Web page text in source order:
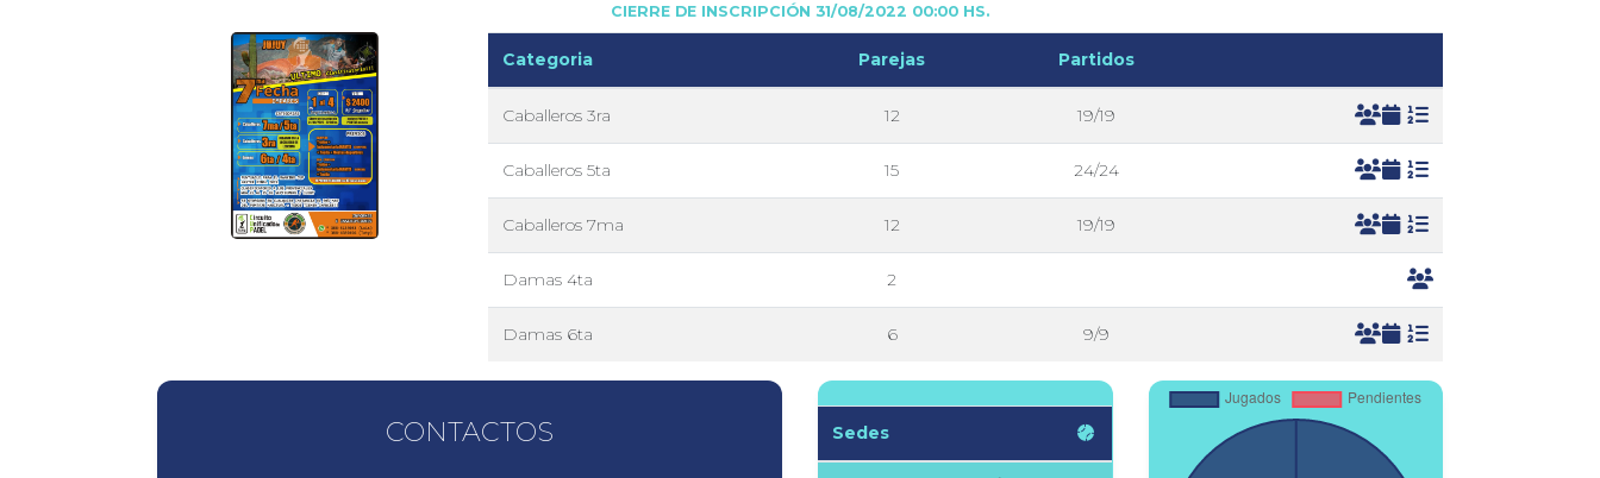
CIERRE DE INSCRIPCIÓN 31/08/2022 00:00 HS.
Categoria Parejas Partidos
Caballeros 3ra 12 19/19
Caballeros 5ta 15 24/24
Caballeros 7ma 12 19/19
Damas 4ta 2
Damas 6ta 6 9/9
CONTACTOS Sedes